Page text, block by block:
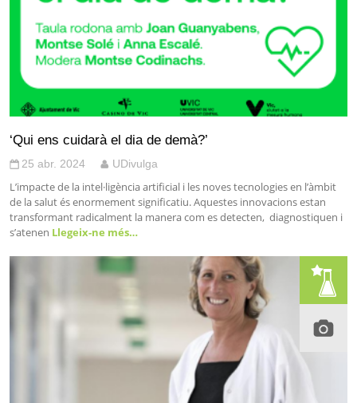
‘Qui ens cuidarà el dia de demà?’
25 abr. 2024 UDivulga
L’impacte de la intel·ligència artificial i les noves tecnologies en l’àmbit
de la salut és enormement significatiu. Aquestes innovacions estan
transformant radicalment la manera com es detecten, diagnostiquen i
s’atenen Llegeix-ne més…